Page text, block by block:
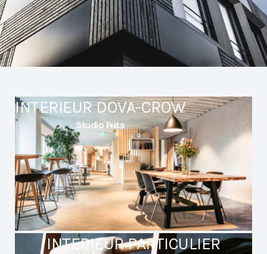
INTERIEUR DOVA-CROW
Studio Frits
INTERIEUR PARTICULIER